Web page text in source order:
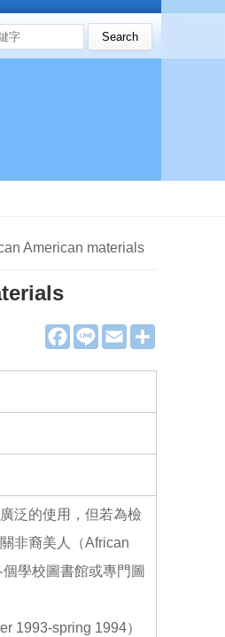
American materials
F
a
e
o
L
e
E
m
i
泛的使用，但若為檢
非裔美人（African
學校圖書館或專門圖
1993-spring 1994）